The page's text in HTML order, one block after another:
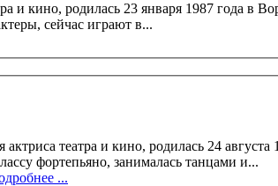
и кино, родилась 23 января 1987 года в
сейчас играют в...
24 августа 1987 года в Москве. Параллельно с обучением
фортепьяно, занималась танцами и...
...